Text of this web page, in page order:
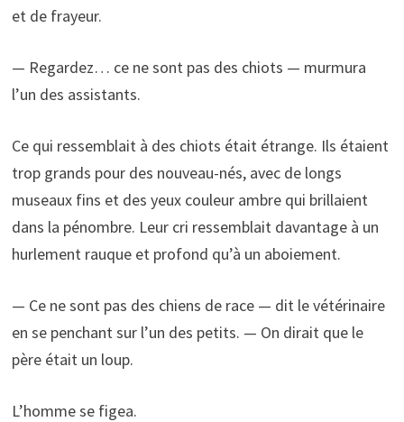
et de frayeur.
— Regardez… ce ne sont pas des chiots — murmura
l’un des assistants.
Ce qui ressemblait à des chiots était étrange. Ils étaient
trop grands pour des nouveau-nés, avec de longs
museaux fins et des yeux couleur ambre qui brillaient
dans la pénombre. Leur cri ressemblait davantage à un
hurlement rauque et profond qu’à un aboiement.
— Ce ne sont pas des chiens de race — dit le vétérinaire
en se penchant sur l’un des petits. — On dirait que le
père était un loup.
L’homme se figea.